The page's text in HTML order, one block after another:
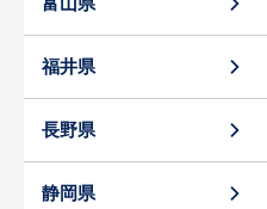
福井県
長野県
静岡県